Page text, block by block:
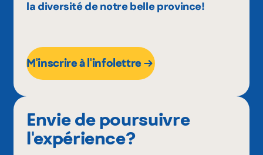
la diversité de notre belle province!
M'inscrire à l'infolettre
Envie de poursuivre
l'expérience?